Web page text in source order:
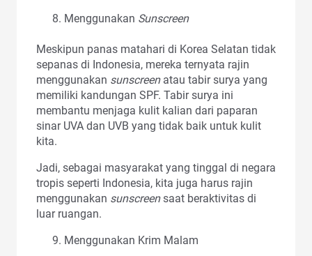
Menggunakan Sunscreen
Meskipun panas matahari di Korea Selatan tidak
sepanas di Indonesia, mereka ternyata rajin
menggunakan sunscreenatau tabir surya yang
memiliki kandungan SPF. Tabir surya ini
membantu menjaga kulit kalian dari paparan
sinar UVA dan UVB yang tidak baik untuk kulit
kita.
Jadi, sebagai masyarakat yang tinggal di negara
tropis seperti Indonesia, kita juga harus rajin
menggunakan sunscreensaat beraktivitas di
luar ruangan.
Menggunakan Krim Malam